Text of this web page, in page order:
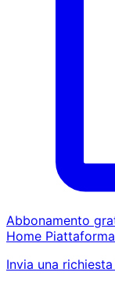
Abbonamento
Home Piattaforma
Invia una richiesta